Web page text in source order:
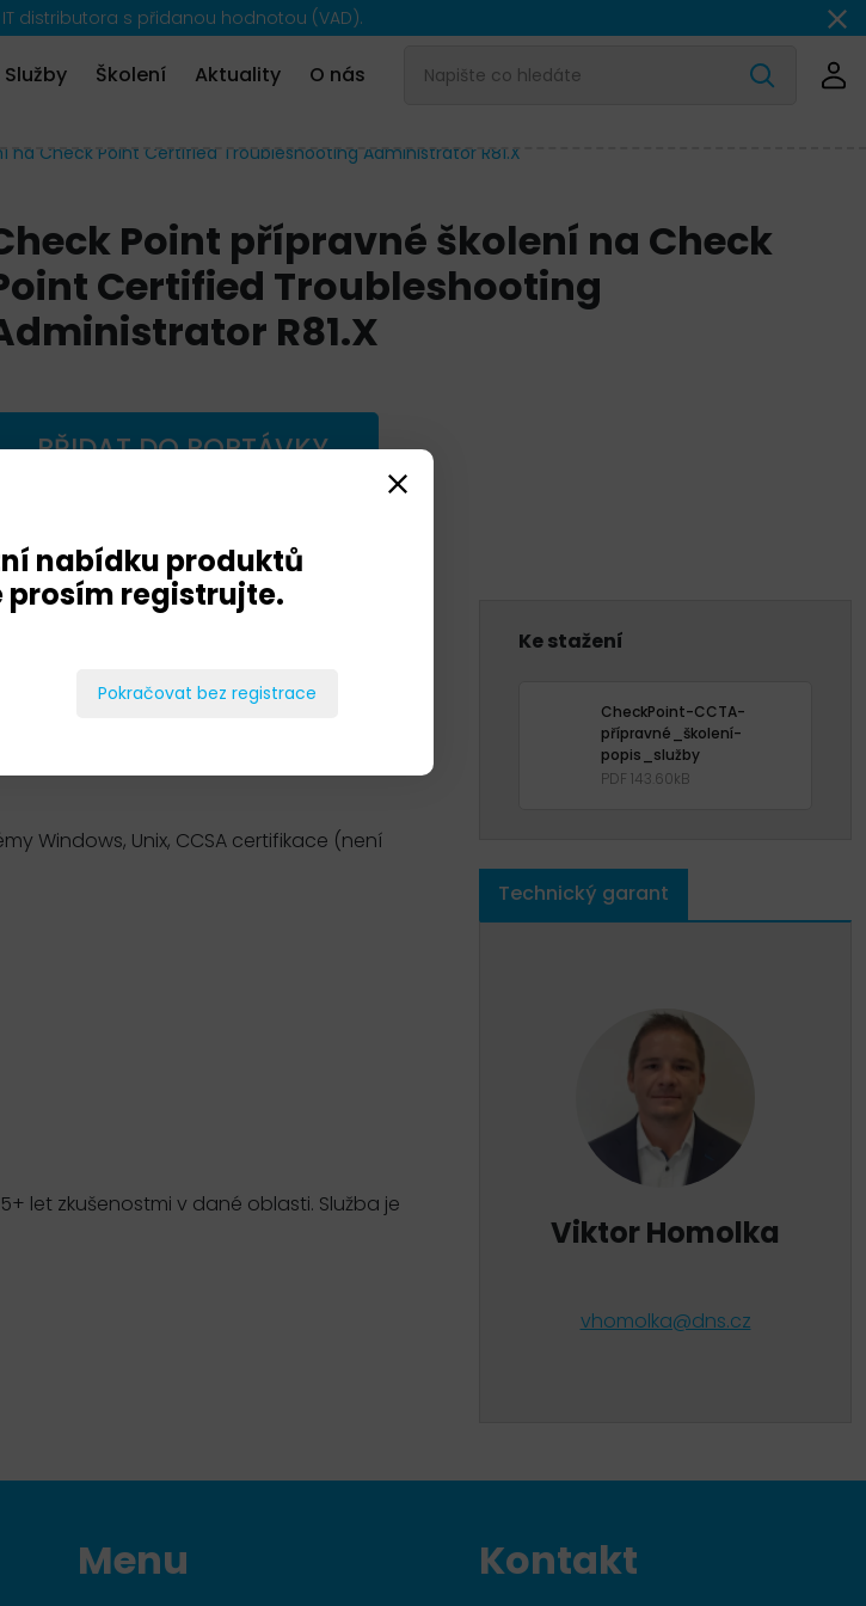
distributora s přidanou hodnotou (VAD).
Služby Školení Aktuality O nás
na Check Point Certified Troubleshooting Administrator R81.X
Point přípravné školení na Check
Certified Troubleshooting
R81.X
PŘIDAT DO POPTÁVKY
bezpečností brány.
hlavních komponent jako jsou NAT, VPN,
virtualizačním prostředí zaměřující se na
znalosti na úrovni CCSA certifikace.
Windows, Unix, CCSA certifikace (není
let zkušenostmi v dané oblasti. Služba je
Ke stažení
CheckPoint-CCTA-
přípravné_školení-
popis_služby
PDF 143.60kB
Technický garant
Viktor Homolka
vhomolka@dns.cz
Menu Kontakt
nabídku produktů
prosím registrujte.
Pokračovat bez registrace